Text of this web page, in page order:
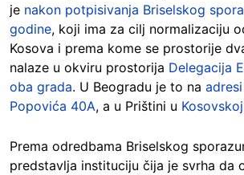
je nakon potpisivanja Briselskog
godine, koji ima za cilj normalizaciju
Kosova i prema kome se prostorije
nalaze u okviru prostorija Delegacija
oba grada. U Beogradu je to na
Popovića 40A, a u Prištini u Kosovskoj
Prema odredbama Briselskog
predstavlja instituciju čija je svrha da